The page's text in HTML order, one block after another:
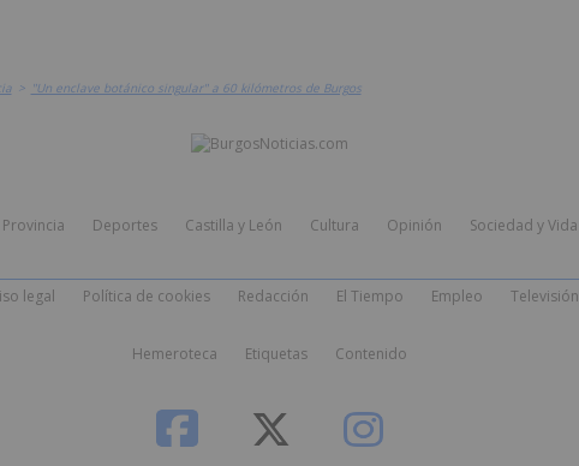
> "Un enclave botánico singular" a 60 kilómetros de Burgos
Provincia Deportes Castilla y León Cultura Opinión Sociedad y Vida
legal Política de cookies Redacción El Tiempo Empleo Televisión
Hemeroteca Etiquetas Contenido